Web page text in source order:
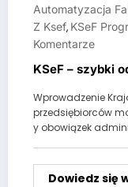
Automatyzacja
Z Ksef, KSeF
Komentarze
KSeF – szybki
Wprowadzenie
przedsiębiorców
y obowiązek
Dowiedz się